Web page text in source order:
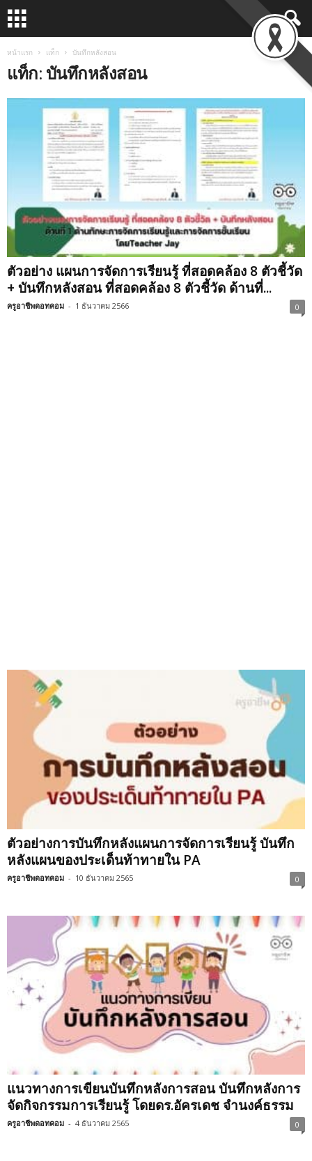
หน้าแรก แท็ก บันทึกหลังสอน
แท็ก: บันทึกหลังสอน
ตัวอย่าง แผนการจัดการเรียนรู้ ที่สอดคล้อง 8 ตัวชี้วัด
+ บันทึกหลังสอน ที่สอดคล้อง 8 ตัวชี้วัด ด้านที่...
ครูอาชีพดอทคอม - 1 ธันวาคม 2566 0
ตัวอย่างการบันทึกหลังแผนการจัดการเรียนรู้ บันทึก
หลังแผนของประเด็นท้าทายใน PA
ครูอาชีพดอทคอม - 10 ธันวาคม 2565 0
แนวทางการเขียนบันทึกหลังการสอน บันทึกหลังการ
จัดกิจกรรมการเรียนรู้ โดยดร.อัครเดช จำนงค์ธรรม
ครูอาชีพดอทคอม - 4 ธันวาคม 2565 0